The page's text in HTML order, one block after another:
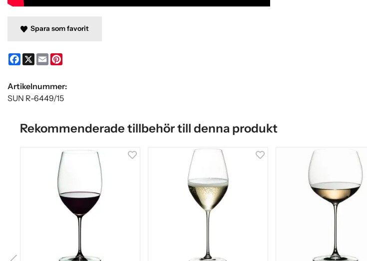
Spara som favorit
Facebook
X Email
Artikelnummer:
SUN R-6449/15
Rekommenderade tillbehör till denna produkt